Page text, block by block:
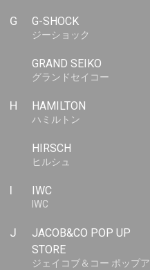
G G-SHOCK
ジーショック
GRAND SEIKO
グランドセイコー
H HAMILTON
ハミルトン
HIRSCH
ヒルシュ
IWC
IWC
J
JACOB&CO POP UP
STORE
ジェイコブ＆コー ポップア